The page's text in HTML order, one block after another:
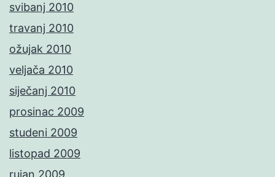
svibanj 2010
travanj 2010
ožujak 2010
veljača 2010
siječanj 2010
prosinac 2009
studeni 2009
listopad 2009